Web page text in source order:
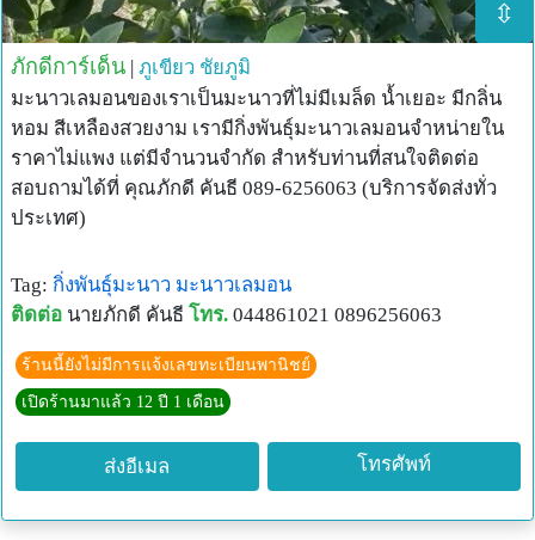
⇳
ภักดีการ์เด็น ภูเขียว ชัยภูมิ
มะนาวเลมอนของเราเป็นมะนาวที่ไม่มีเมล็ด น้ำเยอะ มีกลิ่น
หอม สีเหลืองสวยงาม เรามีกิ่งพันธุ์มะนาวเลมอนจำหน่ายใน
ราคาไม่แพง แต่มีจำนวนจำกัด สำหรับท่านที่สนใจติดต่อ
สอบถามได้ที่ คุณภักดี คันธี 089-6256063 (บริการจัดส่งทั่ว
ประเทศ)
Tag: กิ่งพันธุ์มะนาว มะนาวเลมอน
ติดต่อ นายภักดี คันธี โทร. 044861021 0896256063
ร้านนี้ยังไม่มีการแจ้งเลขทะเบียนพานิชย์
เปิดร้านมาแล้ว 12 ปี 1 เดือน
ส่งอีเมล โทรศัพท์